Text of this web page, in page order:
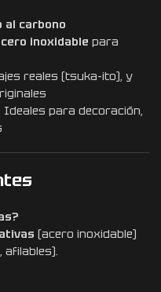
al carbono
inoxidable para
reales (tsuka-ito), y
Ideales para decoración,
(acero inoxidable)
afilables).